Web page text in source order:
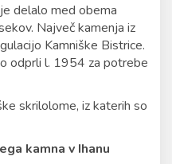
delalo med obema
Največ kamenja iz
Kamniške Bistrice.
odprli l. 1954 za potrebe
skrilolome, iz katerih so
kamna v Ihanu